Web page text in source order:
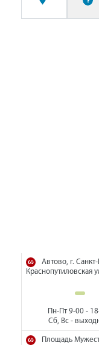
Автово, г.
Краснопутиловская
Пн-Пт 9-00 -
Сб, Вс -
Площадь